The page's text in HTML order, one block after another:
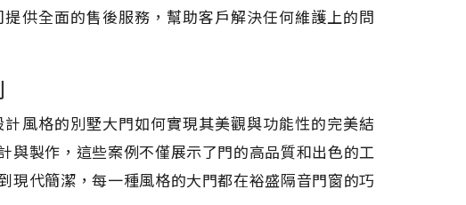
供全面的售後服務，幫助客戶解決任何維護上的問
風格的別墅大門如何實現其美觀與功能性的完美結
與製作，這些案例不僅展示了門的高品質和出色的工
現代簡潔，每一種風格的大門都在裕盛隔音門窗的巧